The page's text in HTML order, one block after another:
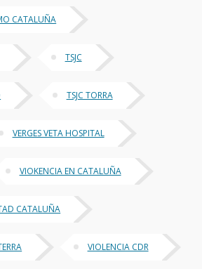
CATALUÑA
TSJC
TSJC TORRA
VERGES VETA HOSPITAL
VIOKENCIA EN CATALUÑA
CATALUÑA
VIOLENCIA CDR